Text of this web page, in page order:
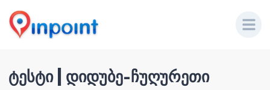
ტესტი | დიდუბე-ჩუღურეთი